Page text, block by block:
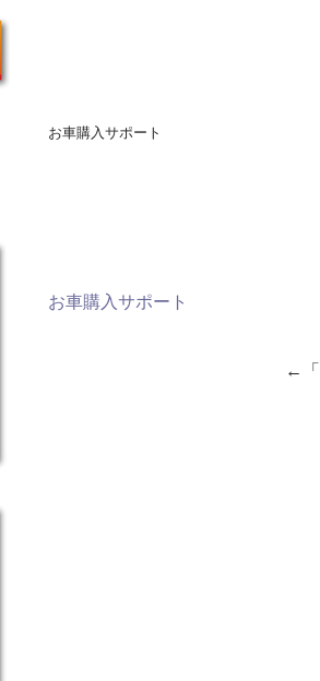
お車購入サポート
お車購入サポート
←「